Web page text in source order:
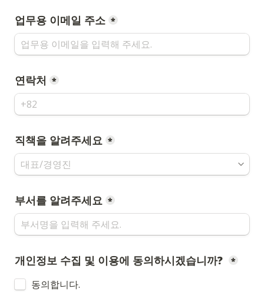
업무용 이메일 주소 *
연락처 *
직책을 알려주세요 *
부서를 알려주세요 *
개인정보 수집 및 이용에 동의하시겠습니까? *
동의합니다.